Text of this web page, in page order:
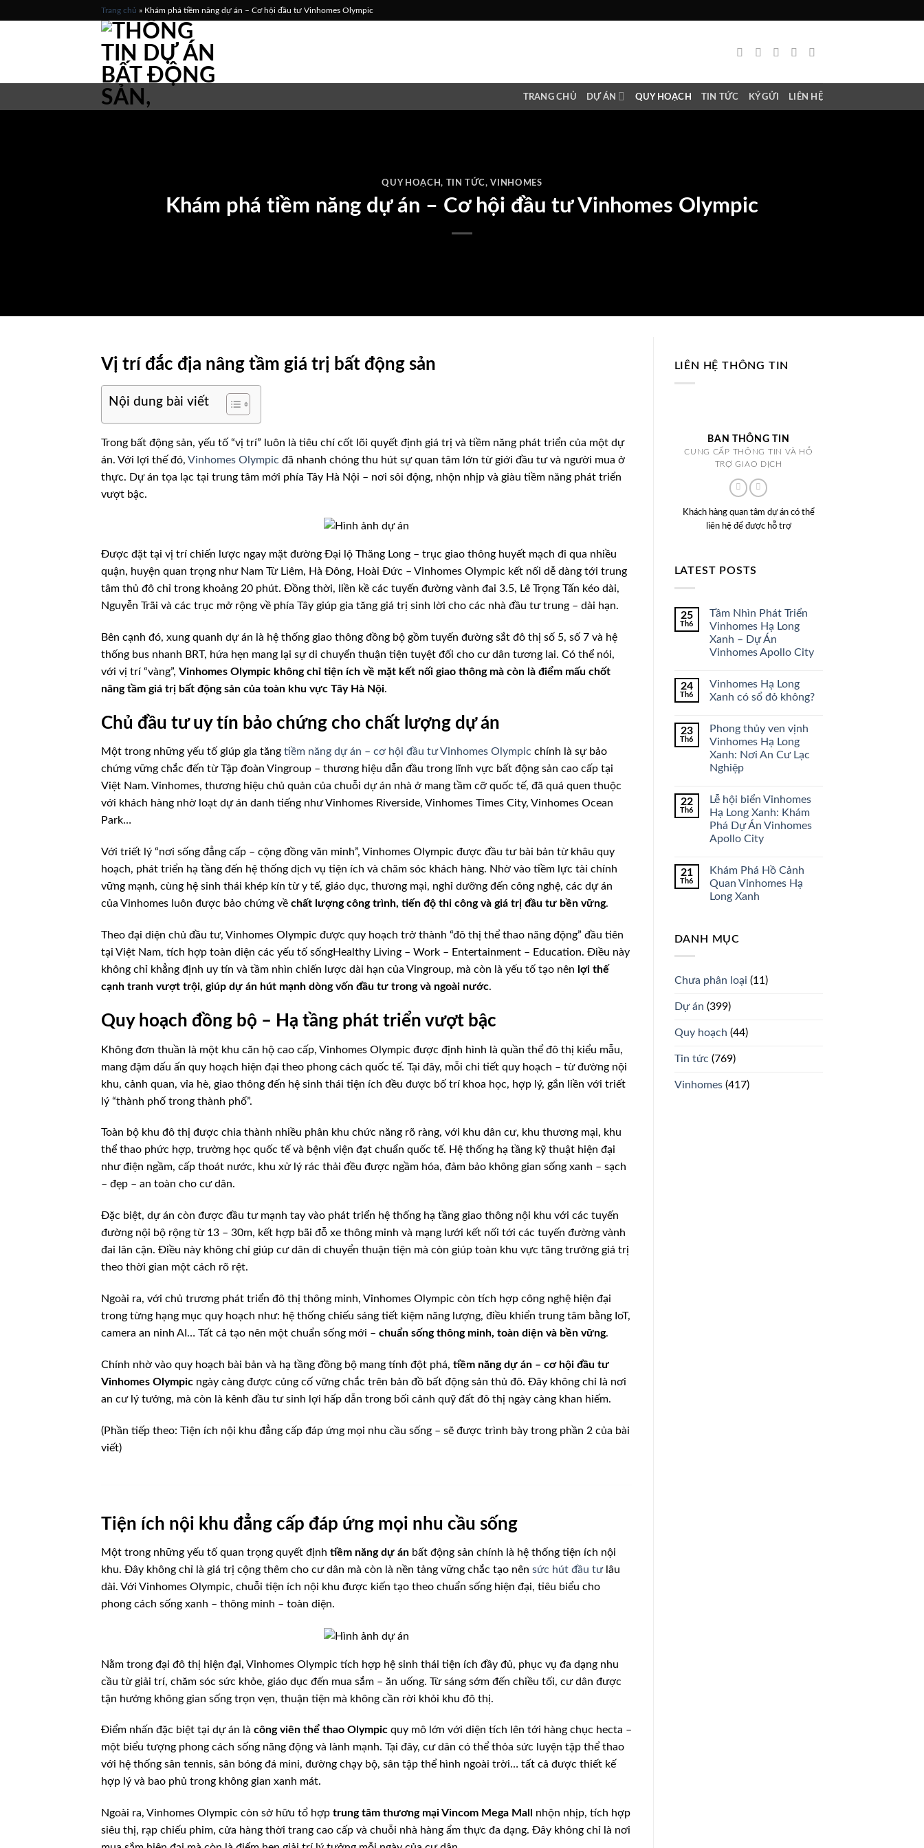
Trang chủ » Khám phá tiềm năng dự án – Cơ hội đầu tư Vinhomes Olympic
TRANG CHỦ DỰ ÁN QUY HOẠCH TIN TỨC KÝ GỬI LIÊN HỆ
QUY HOẠCH, TIN TỨC,VINHOMES
Khám phá tiềm năng dự án – Cơ hội đầu tư Vinhomes Olympic
Vị trí đắc địa nâng tầm giá trị bất động sản
Nội dung bài viết
Trong bất động sản, yếu tố “vị trí” luôn là tiêu chí cốt lõi quyết định giá trị và tiềm năng phát triển của một dự
án. Với lợi thế đó, Vinhomes Olympic đã nhanh chóng thu hút sự quan tâm lớn từ giới đầu tư và người mua ở
thực. Dự án tọa lạc tại trung tâm mới phía Tây Hà Nội – nơi sôi động, nhộn nhịp và giàu tiềm năng phát triển
vượt bậc.
Được đặt tại vị trí chiến lược ngay mặt đường Đại lộ Thăng Long – trục giao thông huyết mạch đi qua nhiều
quận, huyện quan trọng như Nam Từ Liêm, Hà Đông, Hoài Đức – Vinhomes Olympic kết nối dễ dàng tới trung
tâm thủ đô chỉ trong khoảng 20 phút. Đồng thời, liền kề các tuyến đường vành đai 3.5, Lê Trọng Tấn kéo dài,
Nguyễn Trãi và các trục mở rộng về phía Tây giúp gia tăng giá trị sinh lời cho các nhà đầu tư trung – dài hạn.
Bên cạnh đó, xung quanh dự án là hệ thống giao thông đồng bộ gồm tuyến đường sắt đô thị số 5, số 7 và hệ
thống bus nhanh BRT, hứa hẹn mang lại sự di chuyển thuận tiện tuyệt đối cho cư dân tương lai. Có thể nói,
với vị trí “vàng”, Vinhomes Olympic không chỉ tiện ích về mặt kết nối giao thông mà còn là điểm mấu chốt
nâng tầm giá trị bất động sản của toàn khu vực Tây Hà Nội.
Chủ đầu tư uy tín bảo chứng cho chất lượng dự án
Một trong những yếu tố giúp gia tăng tiềm năng dự án – cơ hội đầu tư Vinhomes Olympic chính là sự bảo
chứng vững chắc đến từ Tập đoàn Vingroup – thương hiệu dẫn đầu trong lĩnh vực bất động sản cao cấp tại
Việt Nam. Vinhomes, thương hiệu chủ quản của chuỗi dự án nhà ở mang tầm cỡ quốc tế, đã quá quen thuộc
với khách hàng nhờ loạt dự án danh tiếng như Vinhomes Riverside, Vinhomes Times City, Vinhomes Ocean
Park…
Với triết lý “nơi sống đẳng cấp – cộng đồng văn minh”, Vinhomes Olympic được đầu tư bài bản từ khâu quy
hoạch, phát triển hạ tầng đến hệ thống dịch vụ tiện ích và chăm sóc khách hàng. Nhờ vào tiềm lực tài chính
vững mạnh, cùng hệ sinh thái khép kín từ y tế, giáo dục, thương mại, nghỉ dưỡng đến công nghệ, các dự án
của Vinhomes luôn được bảo chứng về chất lượng công trình, tiến độ thi công và giá trị đầu tư bền vững.
Theo đại diện chủ đầu tư, Vinhomes Olympic được quy hoạch trở thành “đô thị thể thao năng động” đầu tiên
tại Việt Nam, tích hợp toàn diện các yếu tố sốngHealthy Living – Work – Entertainment – Education. Điều này
không chỉ khẳng định uy tín và tầm nhìn chiến lược dài hạn của Vingroup, mà còn là yếu tố tạo nên lợi thế
cạnh tranh vượt trội, giúp dự án hút mạnh dòng vốn đầu tư trong và ngoài nước.
Quy hoạch đồng bộ – Hạ tầng phát triển vượt bậc
Không đơn thuần là một khu căn hộ cao cấp, Vinhomes Olympic được định hình là quần thể đô thị kiểu mẫu,
mang đậm dấu ấn quy hoạch hiện đại theo phong cách quốc tế. Tại đây, mỗi chi tiết quy hoạch – từ đường nội
khu, cảnh quan, vỉa hè, giao thông đến hệ sinh thái tiện ích đều được bố trí khoa học, hợp lý, gắn liền với triết
lý “thành phố trong thành phố”.
Toàn bộ khu đô thị được chia thành nhiều phân khu chức năng rõ ràng, với khu dân cư, khu thương mại, khu
thể thao phức hợp, trường học quốc tế và bệnh viện đạt chuẩn quốc tế. Hệ thống hạ tầng kỹ thuật hiện đại
như điện ngầm, cấp thoát nước, khu xử lý rác thải đều được ngầm hóa, đảm bảo không gian sống xanh – sạch
– đẹp – an toàn cho cư dân.
Đặc biệt, dự án còn được đầu tư mạnh tay vào phát triển hệ thống hạ tầng giao thông nội khu với các tuyến
đường nội bộ rộng từ 13 – 30m, kết hợp bãi đỗ xe thông minh và mạng lưới kết nối tới các tuyến đường vành
đai lân cận. Điều này không chỉ giúp cư dân di chuyển thuận tiện mà còn giúp toàn khu vực tăng trưởng giá trị
theo thời gian một cách rõ rệt.
Ngoài ra, với chủ trương phát triển đô thị thông minh, Vinhomes Olympic còn tích hợp công nghệ hiện đại
trong từng hạng mục quy hoạch như: hệ thống chiếu sáng tiết kiệm năng lượng, điều khiển trung tâm bằng IoT,
camera an ninh AI… Tất cả tạo nên một chuẩn sống mới – chuẩn sống thông minh, toàn diện và bền vững.
Chính nhờ vào quy hoạch bài bản và hạ tầng đồng bộ mang tính đột phá, tiềm năng dự án – cơ hội đầu tư
Vinhomes Olympic ngày càng được củng cố vững chắc trên bản đồ bất động sản thủ đô. Đây không chỉ là nơi
an cư lý tưởng, mà còn là kênh đầu tư sinh lợi hấp dẫn trong bối cảnh quỹ đất đô thị ngày càng khan hiếm.
(Phần tiếp theo: Tiện ích nội khu đẳng cấp đáp ứng mọi nhu cầu sống – sẽ được trình bày trong phần 2 của bài
viết)
Tiện ích nội khu đẳng cấp đáp ứng mọi nhu cầu sống
Một trong những yếu tố quan trọng quyết định tiềm năng dự án bất động sản chính là hệ thống tiện ích nội
khu. Đây không chỉ là giá trị cộng thêm cho cư dân mà còn là nền tảng vững chắc tạo nên sức hút đầu tưlâu
dài. Với Vinhomes Olympic, chuỗi tiện ích nội khu được kiến tạo theo chuẩn sống hiện đại, tiêu biểu cho
phong cách sống xanh – thông minh – toàn diện.
Nằm trong đại đô thị hiện đại, Vinhomes Olympic tích hợp hệ sinh thái tiện ích đầy đủ, phục vụ đa dạng nhu
cầu từ giải trí, chăm sóc sức khỏe, giáo dục đến mua sắm – ăn uống. Từ sáng sớm đến chiều tối, cư dân được
tận hưởng không gian sống trọn vẹn, thuận tiện mà không cần rời khỏi khu đô thị.
Điểm nhấn đặc biệt tại dự án là công viên thể thao Olympic quy mô lớn với diện tích lên tới hàng chục hecta –
một biểu tượng phong cách sống năng động và lành mạnh. Tại đây, cư dân có thể thỏa sức luyện tập thể thao
với hệ thống sân tennis, sân bóng đá mini, đường chạy bộ, sân tập thể hình ngoài trời… tất cả được thiết kế
hợp lý và bao phủ trong không gian xanh mát.
Ngoài ra, Vinhomes Olympic còn sở hữu tổ hợp trung tâm thương mại Vincom Mega Mall
nhộn nhịp, tích hợp
siêu thị, rạp chiếu phim, cửa hàng thời trang cao cấp và chuỗi nhà hàng ẩm thực đa dạng. Đây không chỉ là nơi
LIÊN HỆ THÔNG TIN
BAN THÔNG TIN
CUNG CẤP THÔNG TIN VÀ HỖ
TRỢ GIAO DỊCH
Khách hàng quan tâm dự án có thể
liên hệ để được hỗ trợ
LATEST POSTS
25
Th6
Tầm Nhìn Phát Triển
Vinhomes Hạ Long
Xanh – Dự Án
Vinhomes Apollo City
24
Th6
Vinhomes Hạ Long
Xanh có sổ đỏ không?
23
Th6
Phong thủy ven vịnh
Vinhomes Hạ Long
Xanh: Nơi An Cư Lạc
Nghiệp
22
Th6
Lễ hội biển Vinhomes
Hạ Long Xanh: Khám
Phá Dự Án Vinhomes
Apollo City
21
Th6
Khám Phá Hồ Cảnh
Quan Vinhomes Hạ
Long Xanh
DANH MỤC
Chưa phân loại (11)
Dự án (399)
Quy hoạch (44)
Tin tức (769)
Vinhomes(417)